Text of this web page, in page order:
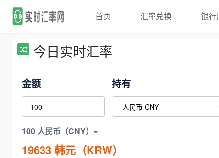
首页 汇率兑换 银行
今日实时汇率
金额 持有
100 人民币（CNY）=
19633韩元（KRW）